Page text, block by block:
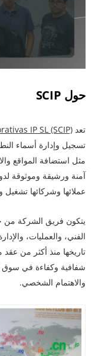
حول SCIP
تعد IP SL (SCIP)
تسجيل وإدارة أسماء
مثل استضافة المواقع
آمنة ورشيقة وموثوقة
عملائها وشركائها تشغيل
الفني، والعمليات،
تاريخها منذ أكثر من
شفافية وكفاءة في سوق
والاهتمام الشخصي.